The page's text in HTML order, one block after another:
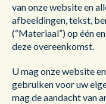
van onze website en
afbeeldingen, tekst,
(“Materiaal”) op één
deze overeenkomst.
U mag onze website
gebruiken voor uw
mag de aandacht van